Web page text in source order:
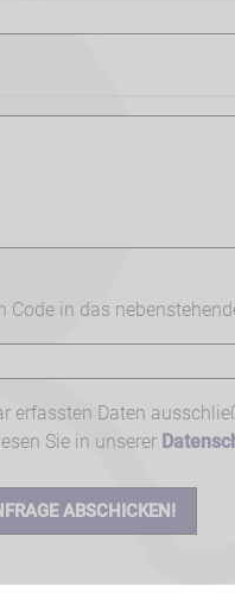
Code in das
erfassten Daten
Sie in unserer